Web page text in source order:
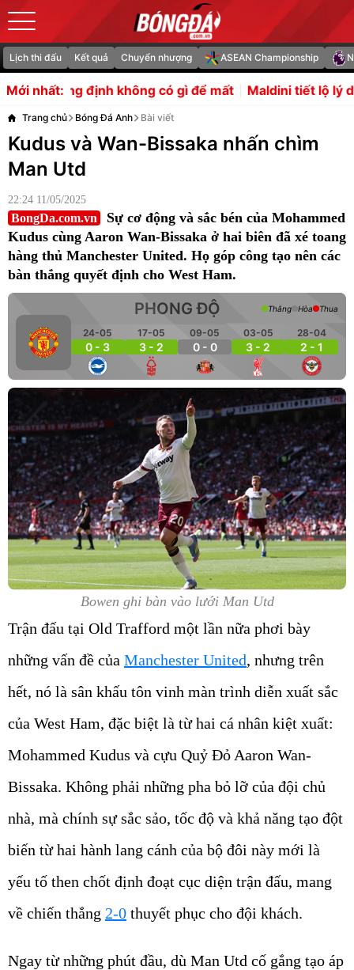
Lịch thi đấu Kết quả Chuyển nhượng ASEAN Championship
Mới nhất:có gì để mất Maldini tiết lộ lý do Pep Guardiola
Trang chủ Bóng Đá Anh Bài viết
Kudus và Wan-Bissaka nhấn chìm
Man Utd
22:24 11/05/2025
BongDa.com.vn
Sự cơ động và sắc bén của Mohammed
Kudus cùng Aaron Wan-Bissaka ở hai biên đã xé toang
hàng thủ Manchester United. Họ góp công tạo nên các
bàn thắng quyết định cho West Ham.
PHONG ĐỘ
24-05
0 - 3
17-05
3 - 2
09-05
0 - 0
03-05
3 - 2
28-04
2 - 1
Thắng Hòa Thua
Bowen ghi bàn vào lưới Man Utd
Trận đấu tại Old Trafford một lần nữa phơi bày
những vấn đề của Manchester United, nhưng trên
hết, nó là sân khấu tôn vinh màn trình diễn xuất sắc
của West Ham, đặc biệt là từ hai cá nhân kiệt xuất:
Mohammed Kudus và cựu Quỷ Đỏ Aaron Wan-
Bissaka. Không phải những pha bỏ lỡ của đội chủ
nhà, mà chính sự sắc sảo, tốc độ và khả năng tạo đột
biến từ hai hành lang cánh của bộ đôi này mới là
yếu tố then chốt định đoạt cục diện trận đấu, mang
về chiến thắng 2-0 thuyết phục cho đội khách.
Ngay từ những phút đầu, dù Man Utd cố gắng tạo áp